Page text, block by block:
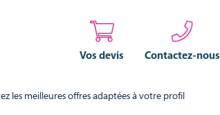
Vos devis Contactez-nous
les meilleures offres adaptées à votre profil